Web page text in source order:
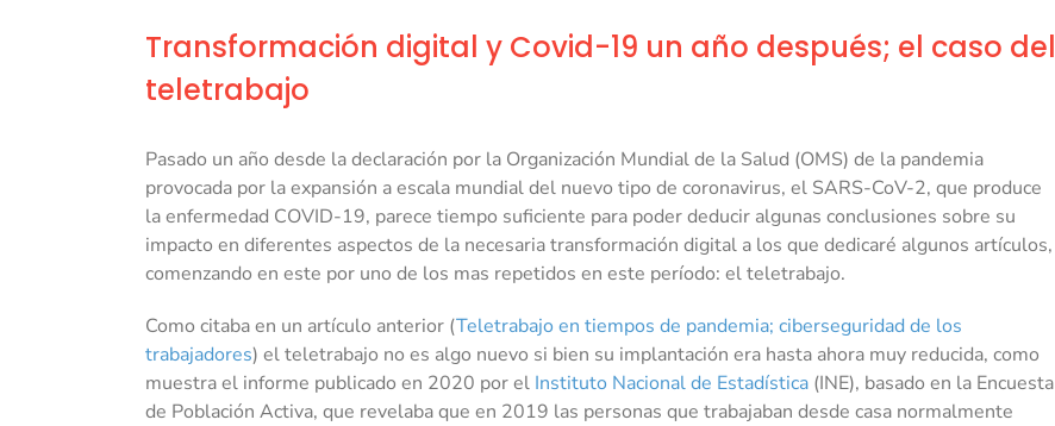
imagen
más
grande
Transformación digital y Covid-19 un año después; el caso del
teletrabajo
Pasado un año desde la declaración por la Organización Mundial de la Salud (OMS) de la pandemia
provocada por la expansión a escala mundial del nuevo tipo de coronavirus, el SARS-CoV-2, que produce
la enfermedad COVID-19, parece tiempo suficiente para poder deducir algunas conclusiones sobre su
impacto en diferentes aspectos de la necesaria transformación digital a los que dedicaré algunos artículos,
comenzando en este por uno de los mas repetidos en este período: el teletrabajo.
Como citaba en un artículo anterior (Teletrabajo en tiempos de pandemia; ciberseguridad de los
trabajadores) el teletrabajo no es algo nuevo si bien su implantación era hasta ahora muy reducida, como
muestra el informe publicado en 2020 por el Instituto Nacional de Estadística (INE), basado en la Encuesta
de Población Activa, que revelaba que en 2019 las personas que trabajaban desde casa normalmente